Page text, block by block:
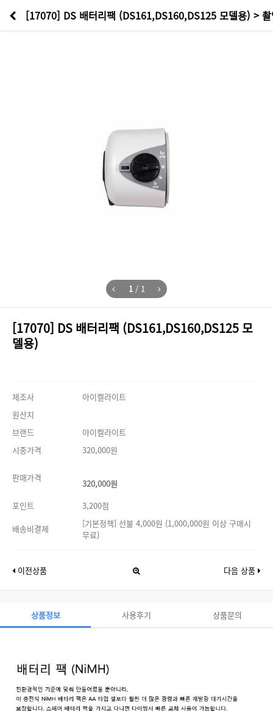
[17070] DS 배터리팩 (DS161,DS160,DS125 모델용) >
1/ 1
[17070] DS 배터리팩 (DS161,DS160,DS125 모
델용)
제조사
아이켈라이트
원산지
브랜드
아이켈라이트
시중가격
320,000원
판매가격
320,000원
포인트
3,200점
배송비결제
[기본정책] 선불 4,000원 (1,000,000원 이상 구매시
무료)
이전상품 다음 상품
상품정보 사용후기 상품문의